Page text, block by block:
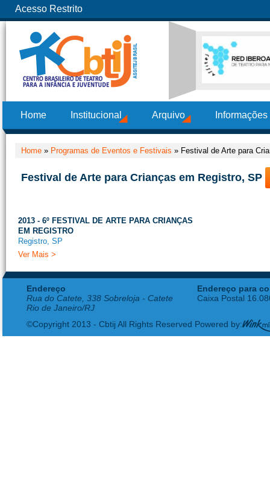
Acesso Restrito
Home Institucional Arquivo
Home » Programas de Eventos e Festivais » Festival de Arte para
Festival de Arte para Crianças em Registro, SP
2013 - 6º FESTIVAL DE ARTE PARA CRIANÇAS
EM REGISTRO
Registro, SP
Ver Mais >
Endereço
Rua do Catete, 338 Sobreloja - Catete
Rio de Janeiro/RJ
Endereço para
Caixa Postal
©Copyright 2013 - Cbtij All Rights Reserved Powered by: